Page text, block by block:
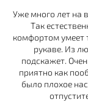
Уже много лет на
Так
комфортом умеет
рукаве. Из
подскажет.
приятно как
было плохое